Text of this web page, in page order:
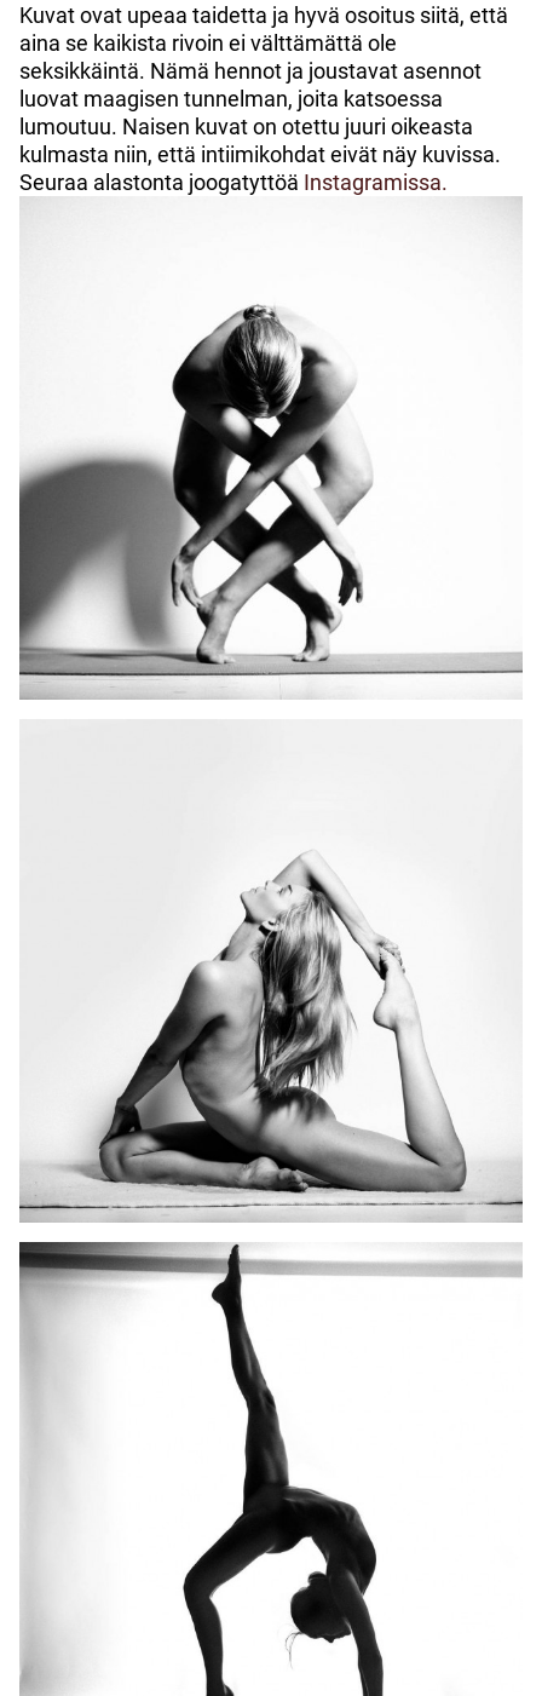
Kuvat ovat upeaa taidetta ja hyvä osoitus siitä, että
aina se kaikista rivoin ei välttämättä ole
seksikkäintä. Nämä hennot ja joustavat asennot
luovat maagisen tunnelman, joita katsoessa
lumoutuu. Naisen kuvat on otettu juuri oikeasta
kulmasta niin, että intiimikohdat eivät näy kuvissa.
Seuraa alastonta joogatyttöä Instagramissa.